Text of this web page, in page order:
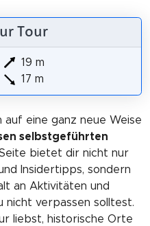
Tour
19 m
17 m
auf eine ganz neue Weise
selbstgeführten
bietet dir nicht nur
Insidertipps, sondern
an Aktivitäten und
nicht verpassen solltest.
liebst, historische Orte